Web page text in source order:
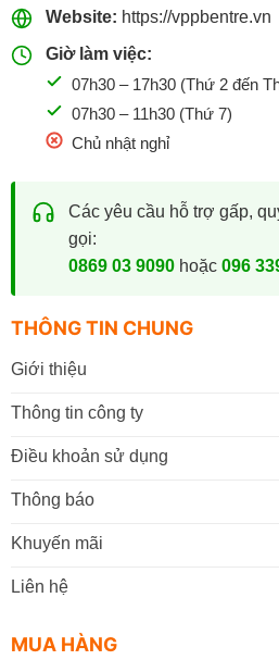
Website: https://vppbentre.vn
Giờ làm việc:
07h30 – 17h30 (Thứ 2 đến
07h30 – 11h30 (Thứ 7)
Chủ nhật nghỉ
Các yêu cầu hỗ trợ gấp,
gọi:
0869 03 9090hoặc 096
THÔNG TIN CHUNG
Giới thiệu
Thông tin công ty
Điều khoản sử dụng
Thông báo
Khuyến mãi
Liên hệ
MUA HÀNG